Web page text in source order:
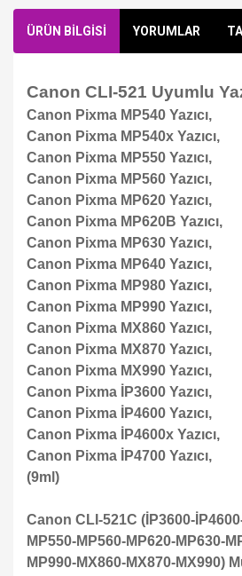
ÜRÜN BİLGİSİ YORUMLAR
Canon CLI-521 Uyumlu
Canon Pixma MP540 Yazıcı,
Canon Pixma MP540x Yazıcı,
Canon Pixma MP550 Yazıcı,
Canon Pixma MP560 Yazıcı,
Canon Pixma MP620 Yazıcı,
Canon Pixma MP620B Yazıcı,
Canon Pixma MP630 Yazıcı,
Canon Pixma MP640 Yazıcı,
Canon Pixma MP980 Yazıcı,
Canon Pixma MP990 Yazıcı,
Canon Pixma MX860 Yazıcı,
Canon Pixma MX870 Yazıcı,
Canon Pixma MX990 Yazıcı,
Canon Pixma İP3600 Yazıcı,
Canon Pixma İP4600 Yazıcı,
Canon Pixma İP4600x Yazıcı,
Canon Pixma İP4700 Yazıcı,
(9ml)
Canon CLI-521C (İP3600-
MP550-MP560-MP620-MP630-
MP990-MX860-MX870-MX990)